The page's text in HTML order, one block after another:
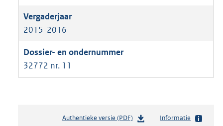
2015-2016
32772 nr. 11
Authentieke versie (PDF)b
Informatie